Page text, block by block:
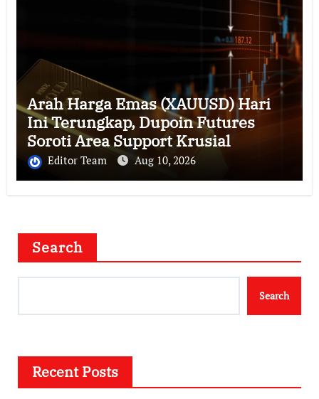
Arah Harga Emas (XAUUSD) Hari
Ini Terungkap, Dupoin Futures
Soroti Area Support Krusial
Editor Team Aug 10, 2026
Search
Search
Recent Posts